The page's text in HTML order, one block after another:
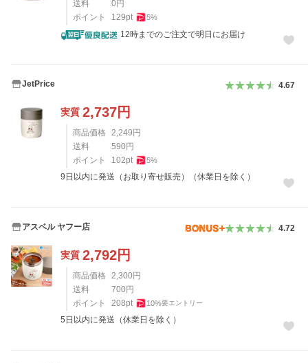
送料
0 円
ポイント
129pt 5%
12時までのご注文で明日にお届け
JetPrice 4.67
実質 2,737円
商品価格 2,249 円
送料
590 円
ポイント
102pt 5%
9日以内に発送（お取り寄せ販売）（休業日を除く）
アスベル ヤフー店 4.72
実質 2,792円
商品価格 2,300 円
送料
700 円
ポイント
208pt 10%要エントリー
5日以内に発送（休業日を除く）